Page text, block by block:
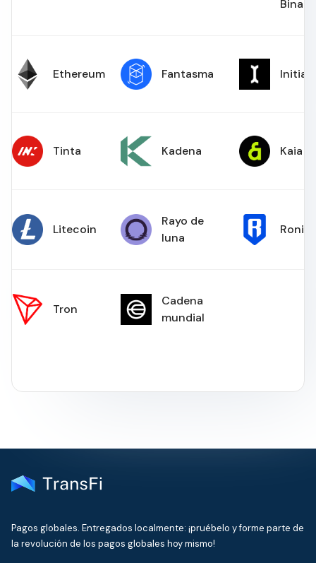
Ethereum Fantasma Initia
Tinta Kadena Kaia
Litecoin
Rayo de
luna
Ronin
Tron
Cadena
mundial
Pagos globales. Entregados localmente: ¡pruébelo y forme parte de
la revolución de los pagos globales hoy mismo!